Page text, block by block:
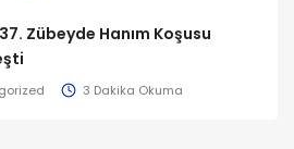
Zübeyde Hanım Koşusu
3 Dakika Okuma